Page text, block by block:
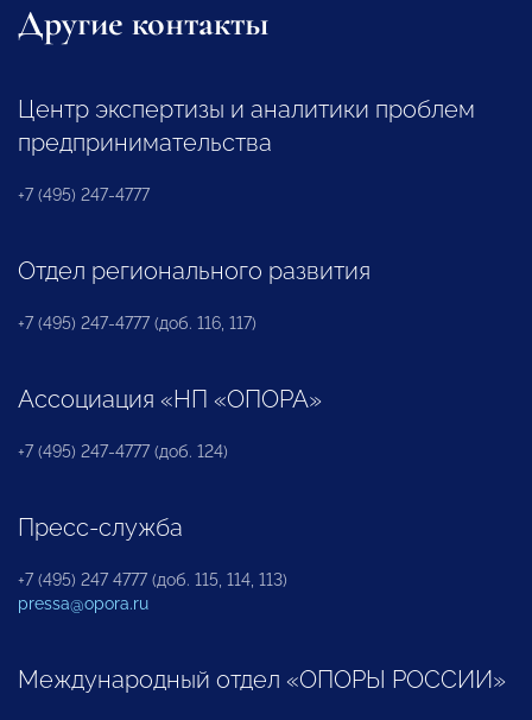
Другие контакты
Центр экспертизы и аналитики проблем
предпринимательства
+7 (495) 247-4777
Отдел регионального развития
+7 (495) 247-4777 (доб. 116, 117)
Ассоциация «НП «ОПОРА»
+7 (495) 247-4777 (доб. 124)
Пресс-служба
+7 (495) 247 4777 (доб. 115, 114, 113)
pressa@opora.ru
Международный отдел «ОПОРЫ РОССИИ»